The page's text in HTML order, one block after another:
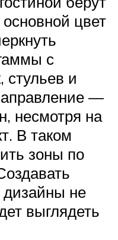
цвет
с
и
—
несмотря на
В таком
зоны по
не
выглядеть